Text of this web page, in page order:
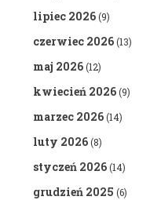
lipiec 2026(9)
czerwiec 2026(13)
maj 2026(12)
kwiecień 2026(9)
marzec 2026(14)
luty 2026(8)
styczeń 2026(14)
grudzień 2025 (6)